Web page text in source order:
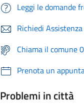
Leggi le domande
Richiedi Assistenza
Chiama il comune
Prenota un
Problemi in città